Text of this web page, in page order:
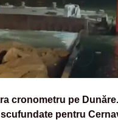
cronometru pe
pentru